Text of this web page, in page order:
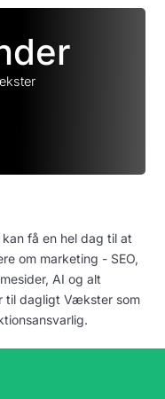
få en hel dag til at
om marketing - SEO,
AI og alt
til dagligt Vækster som